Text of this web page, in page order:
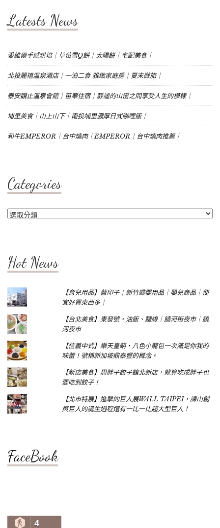
Latests News
愛維爾手感烘培｜草莓雪Q餅｜太陽餅｜宅配美食｜
北投麗禧溫泉酒店｜一泊二食 雅緻家庭房｜夏末微旅｜
泰安觀止溫泉會館｜苗栗住宿｜靜謐的山巒之間享受人生的模樣｜
埔里美食｜山上山下｜南投埔里濃厚日式咖哩飯｜
和牛EMPEROR｜台中燒肉｜EMPEROR｜台中燒肉推薦｜
Categories
Categories
Hot News
【育兒用品】藍印子｜新竹婦嬰用品｜嬰兒商品｜便
宜好買東西多｜
【台北美食】東發號‧油飯、麵線｜饒河街夜市｜饒
河夜市
【信義中式】樂天皇朝‧八色小籠包一次滿足你我的
味蕾！號稱新加坡鼎泰豐的概念。
【新店美食】周胖子餃子館北新店，就算吃成胖子也
要吃到餃子！
【北市特展】進擊的巨人展WALL TAIPEI，諫山創
與巨人的誕生過程還有一比一比超大型巨人！
FaceBook
4